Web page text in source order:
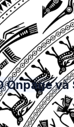
quan trọng để
của bạn có
slogan hay
Onpage và
website bằng
cụ tìm